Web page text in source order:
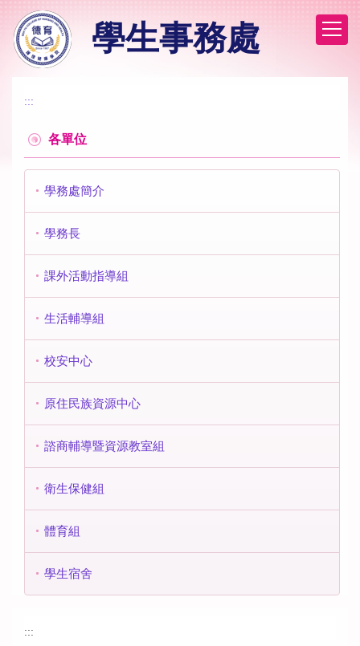
到
主
學生事務處
:::
各單位
學務處簡介
學務長
課外活動指導組
生活輔導組
校安中心
原住民族資源中心
諮商輔導暨資源教室組
衛生保健組
體育組
學生宿舍
:::